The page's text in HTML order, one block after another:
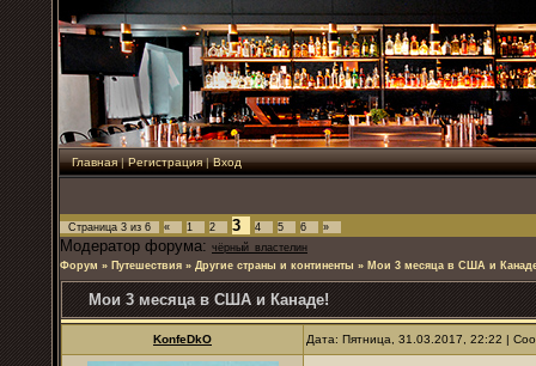
Главная|Регистрация|Вход
Страница 3 из 6 « 1 2 3 4 5 6 »
Модератор форума: чёрный_властелин
Форум » Путешествия » Другие страны и континенты » Мои 3 месяца в США и
Мои 3 месяца в США и Канаде!
KonfeDkO Дата: Пятница, 31.03.2017, 22:22 |